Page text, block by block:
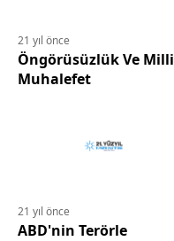
21 yıl önce
Öngörüsüzlük Ve Milli
Muhalefet
21 yıl önce
ABD'nin Terörle